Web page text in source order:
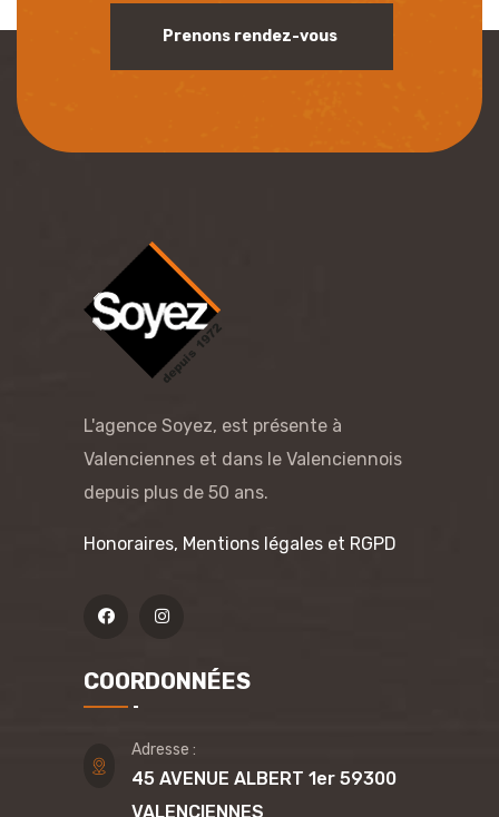
Prenons rendez-vous
L'agence Soyez, est présente à
Valenciennes et dans le Valenciennois
depuis plus de 50 ans.
Honoraires, Mentions légales et RGPD
COORDONNÉES
Adresse :
45 AVENUE ALBERT 1er 59300
VALENCIENNES